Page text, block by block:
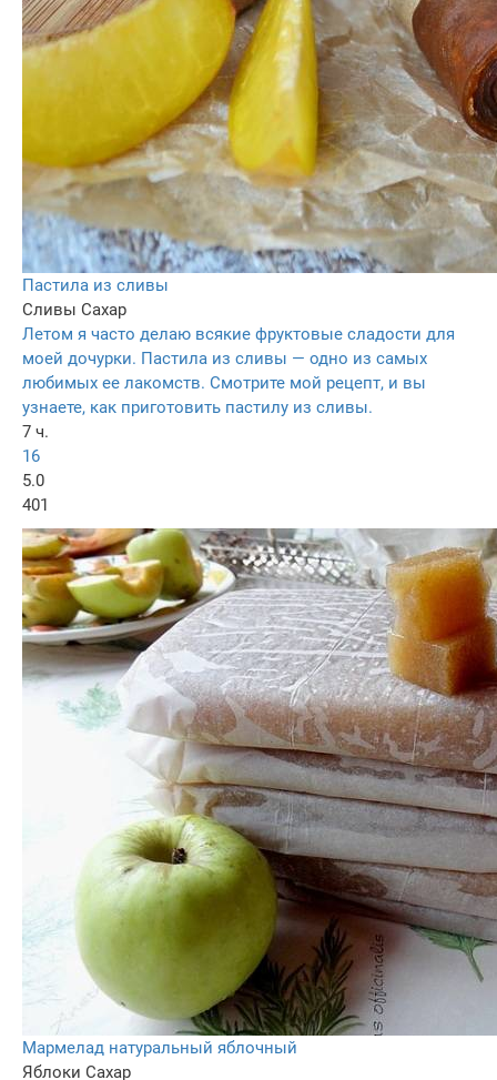
Пастила из сливы
Сливы Сахар
Летом я часто делаю всякие фруктовые сладости для
моей дочурки. Пастила из сливы — одно из самых
любимых ее лакомств. Смотрите мой рецепт, и вы
узнаете, как приготовить пастилу из сливы.
7 ч.
16
5.0
401
Мармелад натуральный яблочный
Яблоки Сахар